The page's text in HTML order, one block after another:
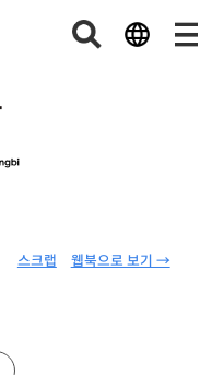
웹북으로 보기 →
스크랩